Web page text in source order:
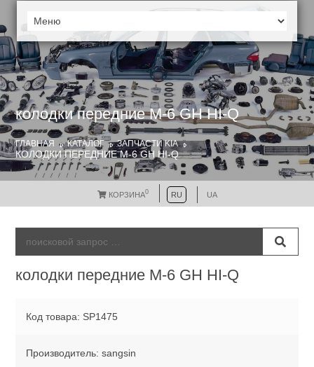
колодки передние M-6 GH HI-Q
ГЛАВНАЯ КАТАЛОГ ЗАПЧАСТИ KIA
КОЛОДКИ ПЕРЕДНИЕ M-6 GH HI-Q
КОРЗИНА0 RU UA
колодки передние M-6 GH HI-Q
Код товара: SP1475
Производитель: sangsin